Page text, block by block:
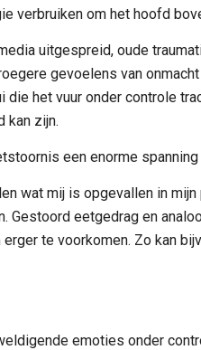
verbruiken om het hoofd
uitgespreid, oude
gevoelens van
het vuur onder controle
kan zijn.
een enorme
wat mij is opgevallen in
Gestoord eetgedrag en
te voorkomen. Zo kan
emoties onder